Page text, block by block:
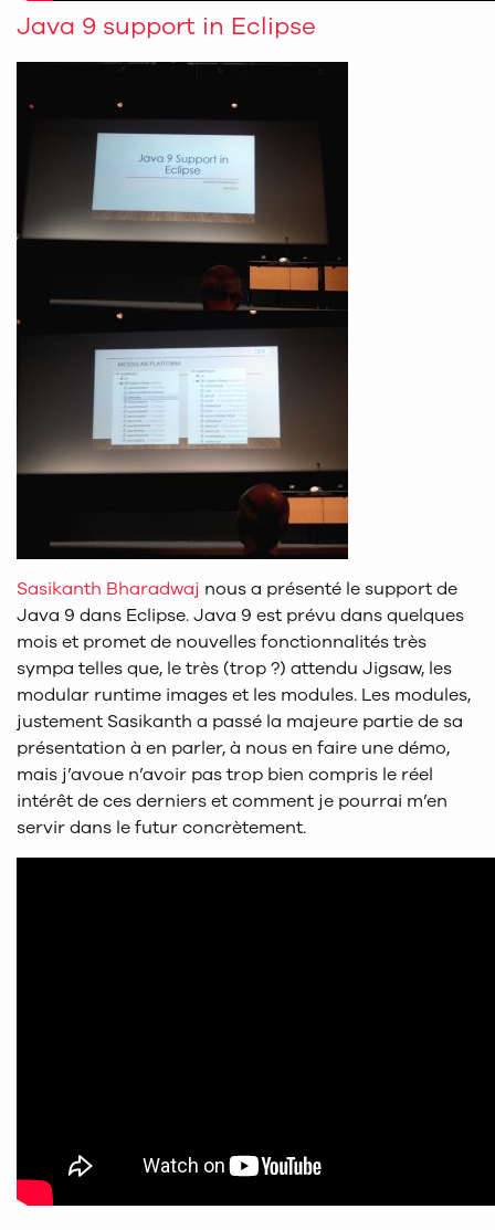
Java 9 support in Eclipse
Sasikanth Bharadwaj nous a présenté le support de
Java 9 dans Eclipse. Java 9 est prévu dans quelques
mois et promet de nouvelles fonctionnalités très
sympa telles que, le très (trop ?) attendu Jigsaw, les
modular runtime images et les modules. Les modules,
justement Sasikanth a passé la majeure partie de sa
présentation à en parler, à nous en faire une démo,
mais j’avoue n’avoir pas trop bien compris le réel
intérêt de ces derniers et comment je pourrai m’en
servir dans le futur concrètement.